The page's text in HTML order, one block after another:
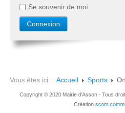
Se souvenir de moi
Vous êtes ici : Accueil Sports
Copyright © 2020 Mairie d'Asson - Tous
Création scom